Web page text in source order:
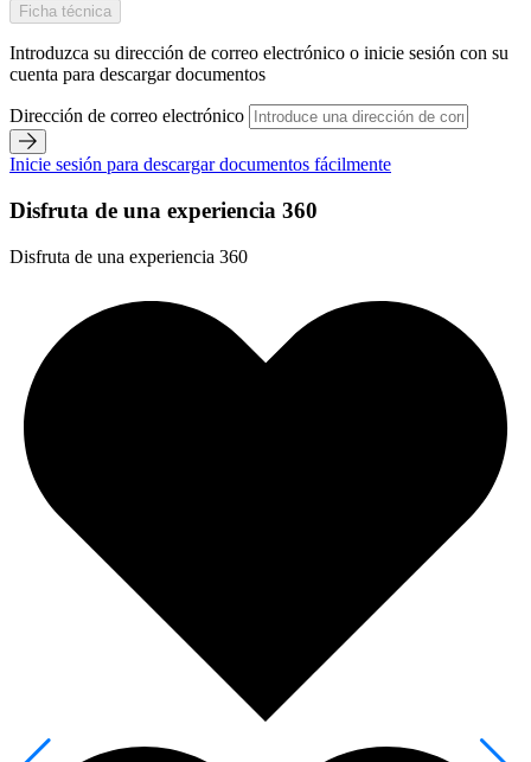
Ficha técnica
Introduzca su dirección de correo electrónico o inicie sesión con su
cuenta para descargar documentos
Dirección de correo electrónico
Inicie sesión para descargar documentos fácilmente
Disfruta de una experiencia 360
Disfruta de una experiencia 360